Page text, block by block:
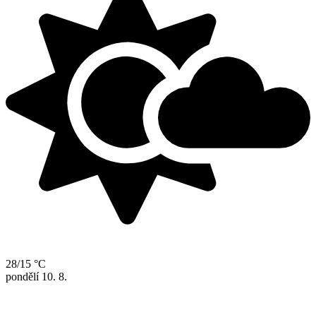
28/15 °C
pondělí 10. 8.